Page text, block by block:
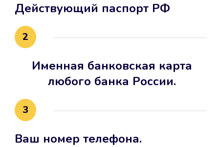
Действующий паспорт РФ
2
Именная банковская карта
любого банка России.
3
Ваш номер телефона.